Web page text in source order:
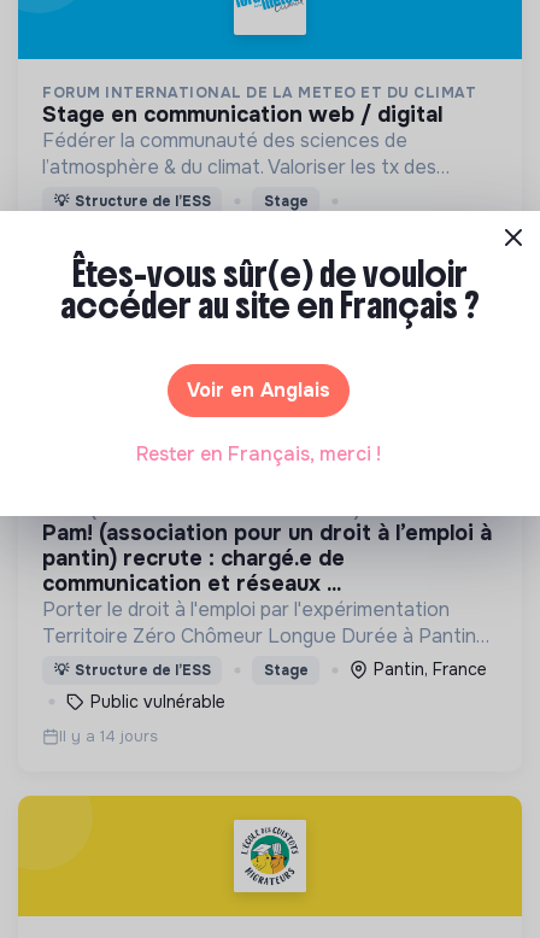
FORUM INTERNATIONAL DE LA METEO ET DU CLIMAT
stage en communication web / digital
Fédérer la communauté des sciences de
l’atmosphère & du climat. Valoriser les tx des
chercheurs Sensibiliser le public, médias, acteurs
💡 Structure de l’ESS Stage
Éducation
Il y a 3 ans
pam! (association pour un droit à l’emploi à
pantin) recrute : chargé.e de
communication et réseaux ...
Porter le droit à l'emploi par l'expérimentation
Territoire Zéro Chômeur Longue Durée à Pantin
(Quartier des 4 Chemins) : créer des emplois
dignes, durables et utiles au territoire
💡 Structure de l’ESS Stage
Pantin, France
Public vulnérable
Il y a 14 jours
Êtes-vous sûr(e) de vouloir
accéder au site en Français ?
Voir en Anglais
Rester en Français, merci !